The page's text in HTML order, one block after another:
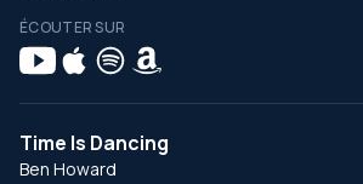
ÉCOUTER SUR
Time Is Dancing
Ben Howard